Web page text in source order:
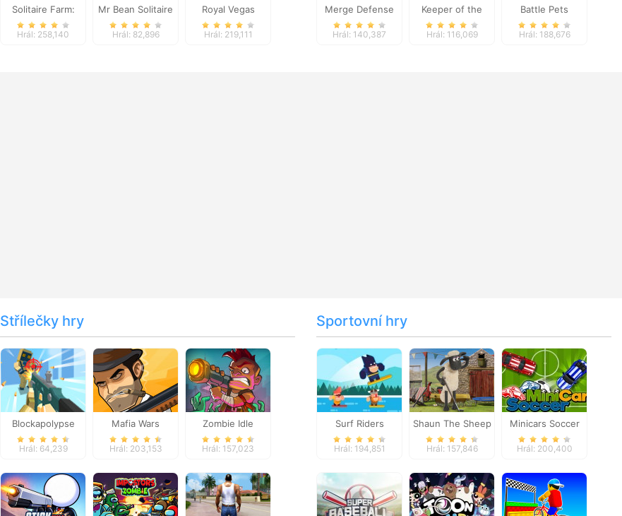
Solitaire Farm:
Seasons
Hrál: 258,140
Mr Bean Solitaire
Adventures
Hrál: 82,896
Royal Vegas
Solitaire
Hrál: 219,111
Merge Defense
Hrál: 140,387
Keeper of the
Grove 2
Hrál: 116,069
Battle Pets
Hrál: 188,676
Střílečky hry
Blockapolypse
Zombie Shooter
Hrál: 64,239
Mafia Wars
Hrál: 203,153
Zombie Idle
Defense Online
Hrál: 157,023
Sportovní hry
Surf Riders
Hrál: 194,851
Shaun The Sheep
Baahmy Golf
Hrál: 157,846
Minicars Soccer
Hrál: 200,400